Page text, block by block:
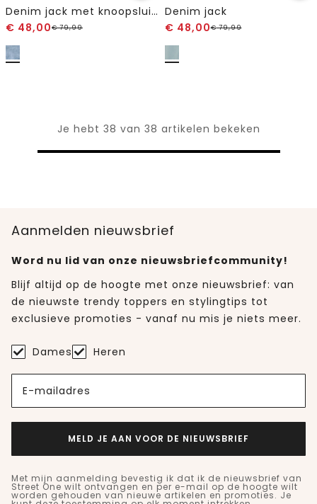
Denim jack met knoopsluiting
€ 48,00€79,99
Denim jack
€ 48,00€79,99
Je hebt 38 van 38 artikelen bekeken
Aanmelden nieuwsbrief
Word nu lid van onze nieuwsbriefcommunity!
Blijf altijd op de hoogte met onze nieuwsbrief: van
de nieuwste trendy toppers en stylingtips tot
exclusieve promoties - vanaf nu mis je niets meer.
Dames Heren
E-mailadres
MELD JE AAN VOOR DE NIEUWSBRIEF
Met mijn aanmelding bevestig ik dat ik de nieuwsbrief van
Street One wilt ontvangen en per e-mail op de hoogte wilt
worden gehouden van nieuwe artikelen en promoties. Je